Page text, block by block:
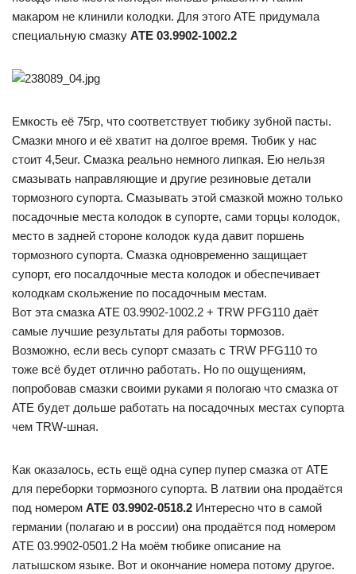
макаром не клинили колодки. Для этого ATE придумала
специальную смазку ATE 03.9902-1002.2
Емкость её 75гр, что соответствует тюбику зубной пасты.
Смазки много и её хватит на долгое время. Тюбик у нас
стоит 4,5eur. Смазка реально немного липкая. Ею нельзя
смазывать направляющие и другие резиновые детали
тормозного супорта. Смазывать этой смазкой можно только
посадочные места колодок в супорте, сами торцы колодок,
место в задней стороне колодок куда давит поршень
тормозного супорта. Смазка одновременно защищает
супорт, его посалдочные места колодок и обеспечивает
колодкам скольжение по посадочным местам.
Вот эта смазка ATE 03.9902-1002.2 + TRW PFG110 даёт
самые лучшие результаты для работы тормозов.
Возможно, если весь супорт смазать с TRW PFG110 то
тоже всё будет отлично работать. Но по ощущениям,
попробовав смазки своими руками я пологаю что смазка от
ATE будет дольше работать на посадочных местах супорта
чем TRW-шная.
Как оказалось, есть ещё одна супер пупер смазка от ATE
для переборки тормозного супорта. В латвии она продаётся
под номером ATE 03.9902-0518.2 Интересно что в самой
германии (полагаю и в россии) она продаётся под номером
ATE 03.9902-0501.2 На моём тюбике описание на
латышском языке. Вот и окончание номера потому другое.